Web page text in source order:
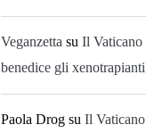
Veganzetta suIl Vaticano
benedice gli xenotrapianti
Paola Drog suIl Vaticano